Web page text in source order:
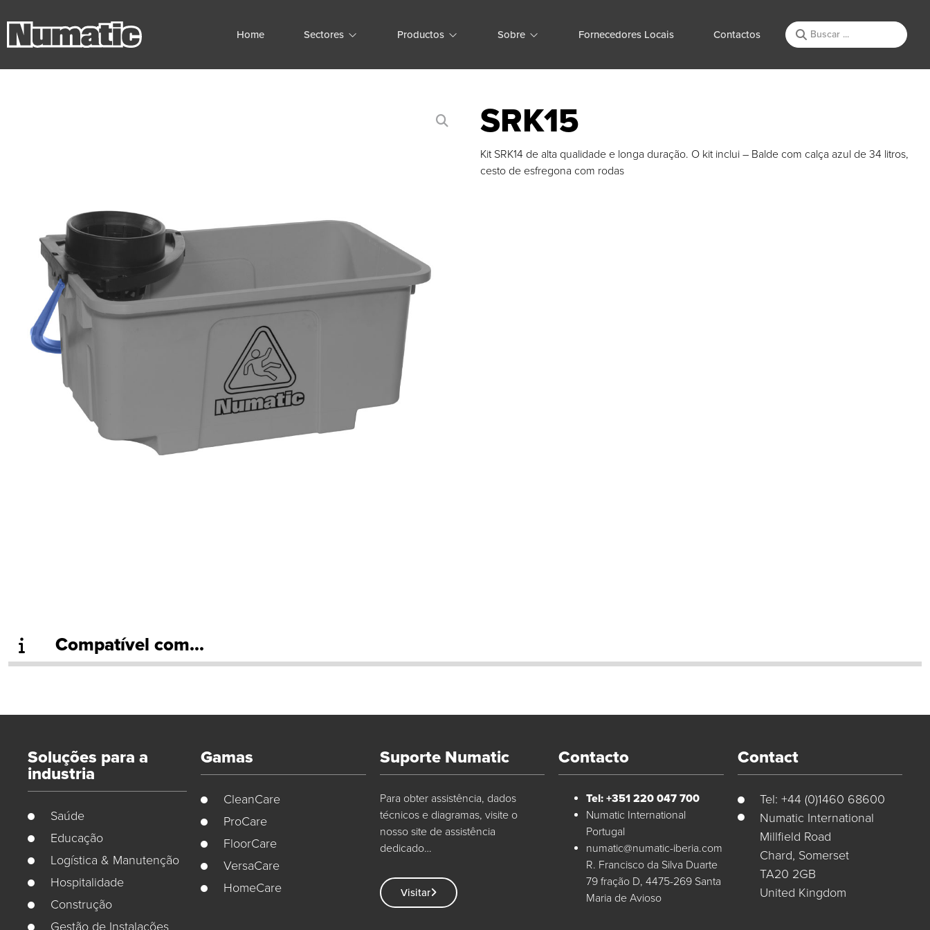
Home Sectores Productos Sobre Fornecedores Locais Contactos
SRK15
Kit SRK14 de alta qualidade e longa duração. O kit inclui – Balde com calça azul de 34 litros,
cesto de esfregona com rodas
Compatível com...
Soluções para a
industria
Saúde
Educação
Logística & Manutenção
Hospitalidade
Construção
Gestão de Instalações
Gamas
CleanCare
ProCare
FloorCare
VersaCare
HomeCare
Suporte Numatic
Para obter assistência, dados
técnicos e diagramas, visite o
nosso site de assistência
dedicado…
Visitar
Contacto
Tel: +351 220 047 700
Numatic International
Portugal
numatic@numatic-iberia.com
R. Francisco da Silva Duarte
79 fração D, 4475-269 Santa
Maria de Avioso
Contact
Tel: +44 (0)1460 68600
Numatic International
Millfield Road
Chard, Somerset
TA20 2GB
United Kingdom